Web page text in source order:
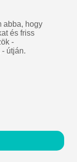
abba, hogy
és friss
-
útján.